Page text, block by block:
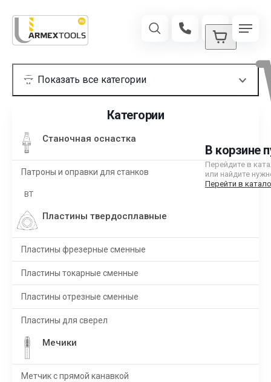
В корзине
Перейдите в
или найдите
Перейти в
Категории
Станочная оснастка
Патроны и оправки для станков
BT
Пластины твердосплавные
Пластины фрезерные сменные
Пластины токарные сменные
Пластины отрезные сменные
Пластины для сверел
Мечики
Метчик с прямой канавкой